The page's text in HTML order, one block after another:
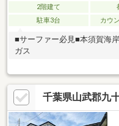
2階建て
駐車3台
カウ
■サーファー必見■本須賀海
ガス
千葉県山武郡九